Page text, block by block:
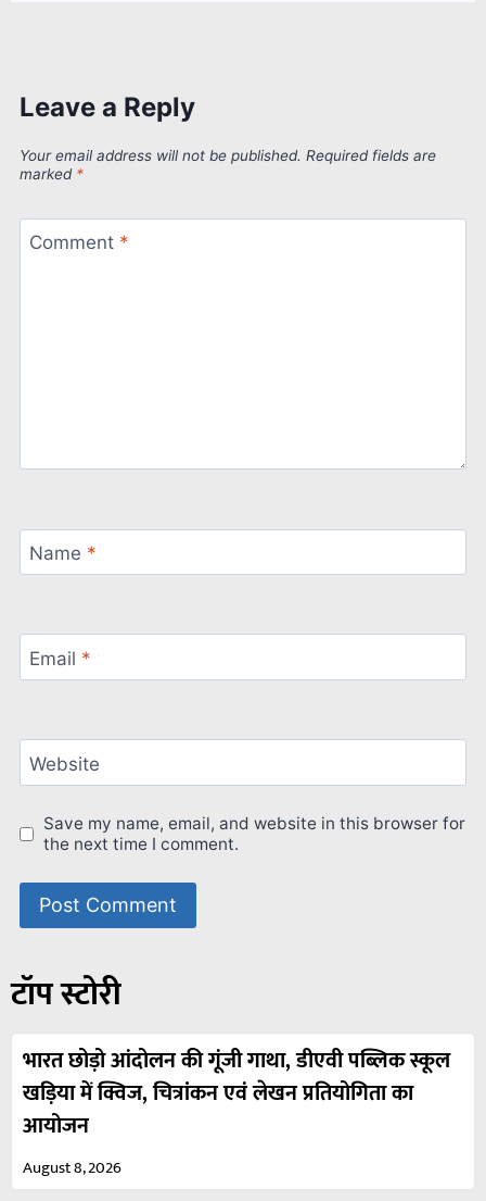
Leave a Reply
Your email address will not be published. Required fields are
marked *
Comment *
Name *
Email *
Website
Save my name, email, and website in this browser for
the next time I comment.
टॉप स्टोरी
भारत छोड़ो आंदोलन की गूंजी गाथा, डीएवी पब्लिक स्कूल
खड़िया में क्विज, चित्रांकन एवं लेखन प्रतियोगिता का
आयोजन
August 8, 2026